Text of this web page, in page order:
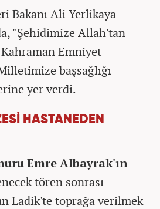
Bakanı Ali Yerlikaya
"Şehidimize Allah'tan
Emniyet
başsağlığı
yer verdi.
HASTANEDEN
Emre Albayrak'ın
tören sonrası
Ladik'te toprağa verilmek